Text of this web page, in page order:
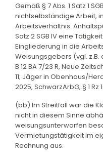
Gemäß § 7 Abs. 1 Satz 1
nichtselbständige Arbeit,
Arbeitsverhältnis.
Satz 2 SGB IV eine
Eingliederung in die
Weisungsgebers (vgl. z.B.
B 12 BA 7/23 R, Neue
11; Jäger in Obenhaus/
2025, SchwarzArbG, § 1 Rz
(bb) Im Streitfall war die
nicht in diesem Sinne
weisungsunterworfen
Vermietungstätigkeit im
Rechnung aus.